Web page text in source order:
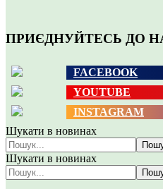
ПРИЄДНУЙТЕСЬ ДО
FACEBOOK
YOUTUBE
INSTAGRAM
Шукати в новинах
Шукати в новинах